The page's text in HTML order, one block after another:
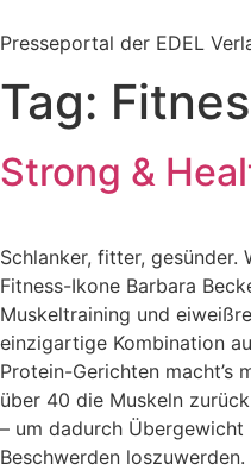
Inhalt
Presseportal der EDEL
Tag:
Strong &
Schlanker, fitter,
Fitness-Ikone Barbara
Muskeltraining und
einzigartige Kombination
Protein-Gerichten macht’s
über 40 die Muskeln
– um dadurch
Beschwerden